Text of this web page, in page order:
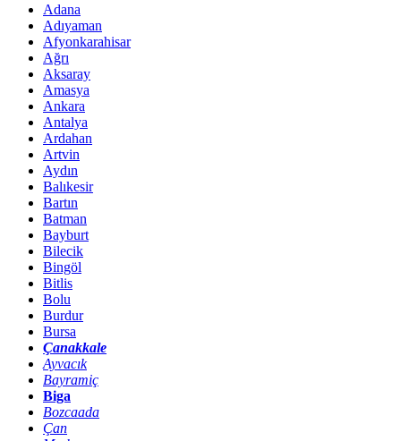
Adana
Adıyaman
Afyonkarahisar
Ağrı
Aksaray
Amasya
Ankara
Antalya
Ardahan
Artvin
Aydın
Balıkesir
Bartın
Batman
Bayburt
Bilecik
Bingöl
Bitlis
Bolu
Burdur
Bursa
Çanakkale
Ayvacık
Bayramiç
Biga
Bozcaada
Çan